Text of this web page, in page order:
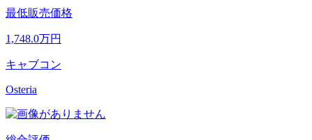
最低販売価格
1,748.0万円
キャブコン
Osteria